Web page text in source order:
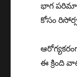
భాగ
కోసం
ఈ క్రింది